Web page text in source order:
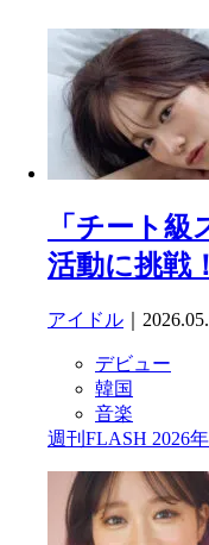
「チート
活動に挑戦！
アイドル ｜
デビュー
韓国
音楽
週刊FLASH 2026